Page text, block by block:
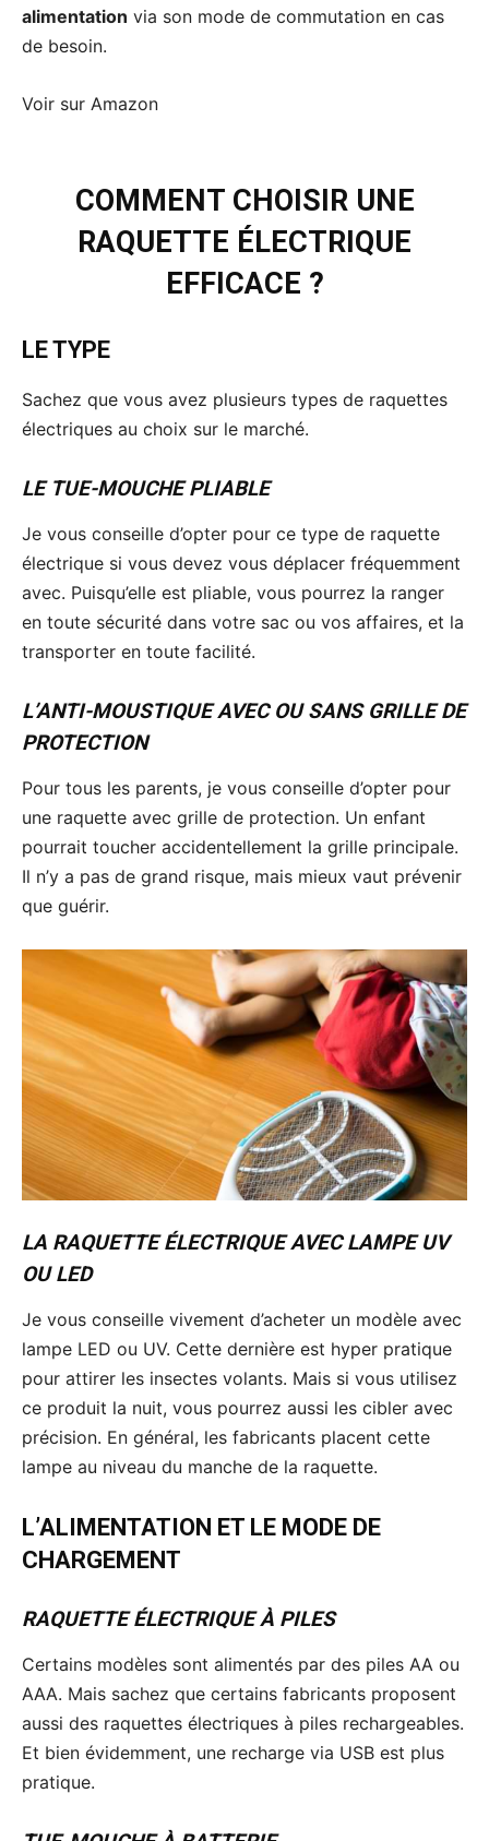
alimentation via son mode de commutation en cas
de besoin.
Voir sur Amazon
COMMENT CHOISIR UNE
RAQUETTE ÉLECTRIQUE
EFFICACE ?
LE TYPE
Sachez que vous avez plusieurs types de raquettes
électriques au choix sur le marché.
LE TUE-MOUCHE PLIABLE
Je vous conseille d’opter pour ce type de raquette
électrique si vous devez vous déplacer fréquemment
avec. Puisqu’elle est pliable, vous pourrez la ranger
en toute sécurité dans votre sac ou vos affaires, et la
transporter en toute facilité.
L’ANTI-MOUSTIQUE AVEC OU SANS GRILLE DE
PROTECTION
Pour tous les parents, je vous conseille d’opter pour
une raquette avec grille de protection. Un enfant
pourrait toucher accidentellement la grille principale.
Il n’y a pas de grand risque, mais mieux vaut prévenir
que guérir.
LA RAQUETTE ÉLECTRIQUE AVEC LAMPE UV
OU LED
Je vous conseille vivement d’acheter un modèle avec
lampe LED ou UV. Cette dernière est hyper pratique
pour attirer les insectes volants. Mais si vous utilisez
ce produit la nuit, vous pourrez aussi les cibler avec
précision. En général, les fabricants placent cette
lampe au niveau du manche de la raquette.
L’ALIMENTATION ET LE MODE DE
CHARGEMENT
RAQUETTE ÉLECTRIQUE À PILES
Certains modèles sont alimentés par des piles AA ou
AAA. Mais sachez que certains fabricants proposent
aussi des raquettes électriques à piles rechargeables.
Et bien évidemment, une recharge via USB est plus
pratique.